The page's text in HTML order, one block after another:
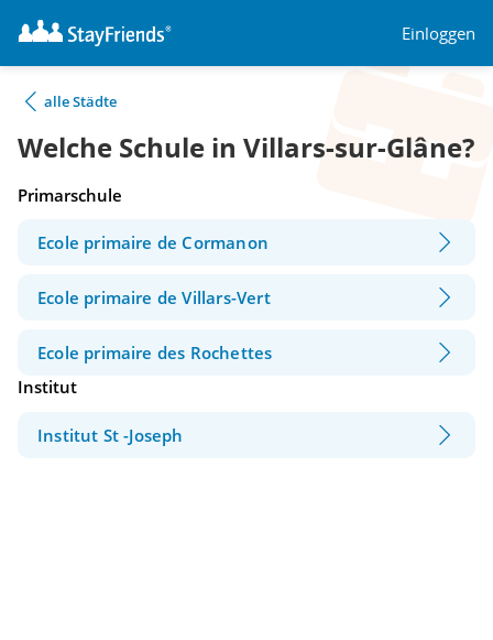
Einloggen
alle Städte
Welche Schule in Villars-sur-Glâne?
Primarschule
Ecole primaire de Cormanon
Ecole primaire de Villars-Vert
Ecole primaire des Rochettes
Institut
Institut St -Joseph